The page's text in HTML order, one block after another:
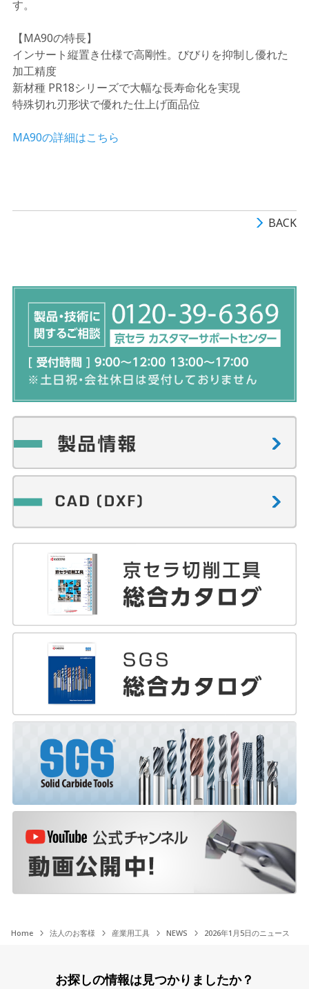
す。
【MA90の特長】
インサート縦置き仕様で高剛性。びびりを抑制し優れた
加工精度
新材種 PR18シリーズで大幅な長寿命化を実現
特殊切れ刃形状で優れた仕上げ面品位
MA90の詳細はこちら
BACK
Home 法人のお客様 産業用工具 NEWS 2026年1月5日のニュース
お探しの情報は見つかりましたか？